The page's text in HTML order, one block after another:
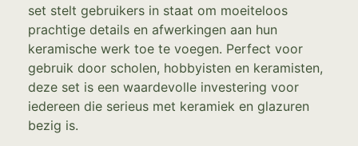
set stelt gebruikers in staat om moeiteloos
prachtige details en afwerkingen aan hun
keramische werk toe te voegen. Perfect voor
gebruik door scholen, hobbyisten en keramisten,
deze set is een waardevolle investering voor
iedereen die serieus met keramiek en glazuren
bezig is.